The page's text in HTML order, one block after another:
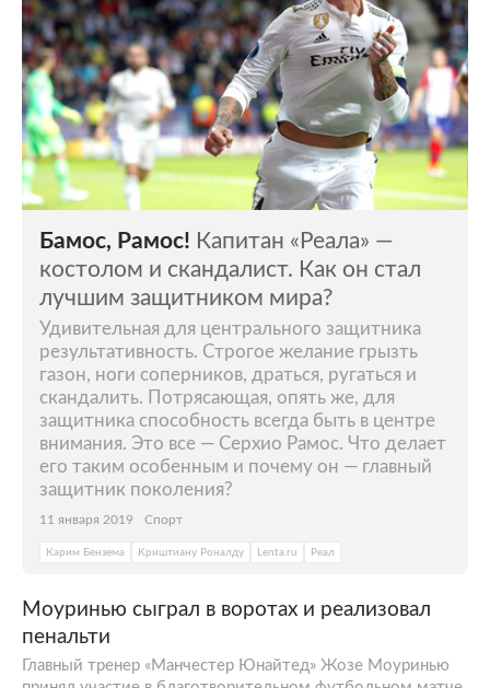
Бамос, Рамос! Капитан «Реала» —
костолом и скандалист. Как он стал
лучшим защитником мира?
Удивительная для центрального защитника
результативность. Строгое желание грызть
газон, ноги соперников, драться, ругаться и
скандалить. Потрясающая, опять же, для
защитника способность всегда быть в центре
внимания. Это все — Серхио Рамос. Что делает
его таким особенным и почему он — главный
защитник поколения?
11 января 2019 Спорт
Карим Бензема Криштиану Роналду Lenta.ru Реал
Моуринью сыграл в воротах и реализовал
пенальти
Главный тренер «Манчестер Юнайтед» Жозе Моуринью